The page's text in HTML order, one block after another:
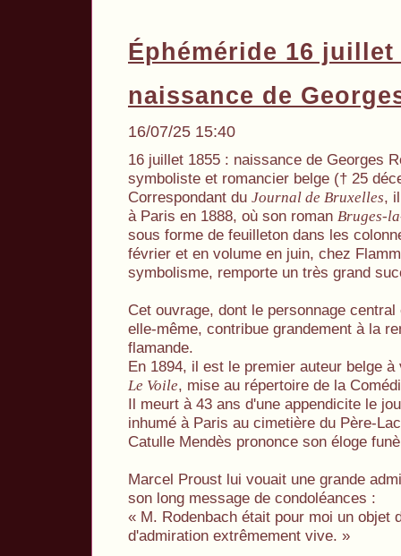
Éphéméride 16 juillet
naissance de
16/07/25 15:40
16 juillet 1855 : naissance de Georges
symboliste et romancier belge († 25
Correspondant du Journal de Bruxelles,
à Paris en 1888, où son roman Bruges-
sous forme de feuilleton dans les
février et en volume en juin, chez
symbolisme, remporte un très grand
Cet ouvrage, dont le personnage
elle-même, contribue grandement à la
flamande.
En 1894, il est le premier auteur belge
Le Voile, mise au répertoire de la
Il meurt à 43 ans d'une appendicite le
inhumé à Paris au cimetière du Père-
Catulle Mendès prononce son éloge
Marcel Proust lui vouait une grande
son long message de condoléances :
« M. Rodenbach était pour moi un objet
d'admiration extrêmement vive. »